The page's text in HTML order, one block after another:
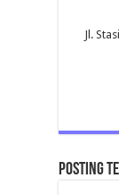
Jl.
Posting